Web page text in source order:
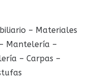
– Materiales
Mantelería –
– Carpas –